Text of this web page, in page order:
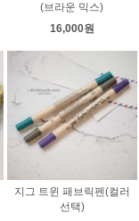
(브라운 믹스)
16,000원
지그 트윈 패브릭펜(컬러
선택)